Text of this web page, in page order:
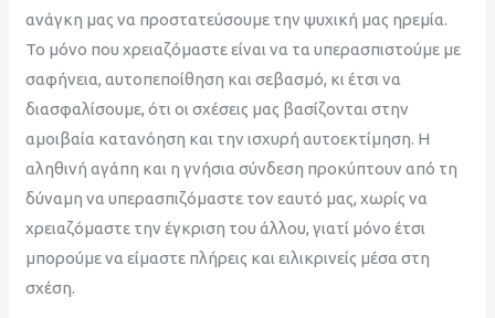
ανάγκη μας να προστατεύσουμε την ψυχική μας ηρεμία.
Το μόνο που χρειαζόμαστε είναι να τα υπερασπιστούμε με
σαφήνεια, αυτοπεποίθηση και σεβασμό, κι έτσι να
διασφαλίσουμε, ότι οι σχέσεις μας βασίζονται στην
αμοιβαία κατανόηση και την ισχυρή αυτοεκτίμηση. Η
αληθινή αγάπη και η γνήσια σύνδεση προκύπτουν από τη
δύναμη να υπερασπιζόμαστε τον εαυτό μας, χωρίς να
χρειαζόμαστε την έγκριση του άλλου, γιατί μόνο έτσι
μπορούμε να είμαστε πλήρεις και ειλικρινείς μέσα στη
σχέση.